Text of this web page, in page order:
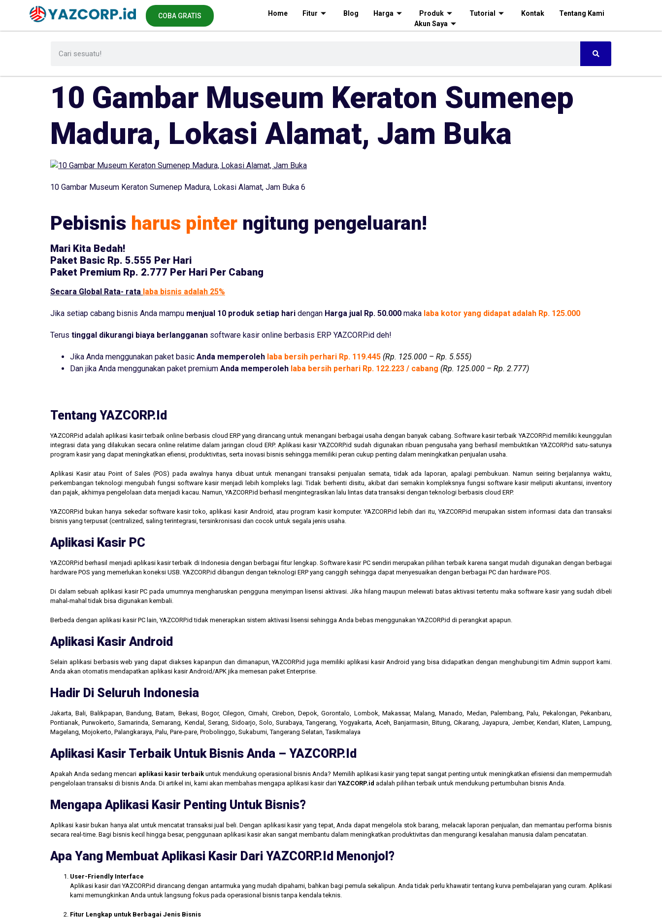
COBA GRATIS Home Fitur Blog Harga Produk Tutorial Kontak
Tentang Kami
Akun Saya
10 Gambar Museum Keraton Sumenep
Madura, Lokasi Alamat, Jam Buka
10 Gambar Museum Keraton Sumenep Madura, Lokasi Alamat, Jam Buka 6
Pebisnis harus pinter ngitung pengeluaran!
Mari Kita Bedah!
Paket Basic Rp. 5.555 Per Hari
Paket Premium Rp. 2.777 Per Hari Per Cabang
Secara Global Rata- rata laba bisnis adalah 25%
Jika setiap cabang bisnis Anda mampu menjual 10 produk setiap hari dengan Harga jual Rp. 50.000 maka laba kotor yang didapat adalah Rp. 125.000
Terus tinggal dikurangi biaya berlangganan software kasir online berbasis ERP YAZCORP.id deh!
Jika Anda menggunakan paket basic Anda memperoleh laba bersih perhari Rp. 119.445 (Rp. 125.000 – Rp. 5.555)
Dan jika Anda menggunakan paket premium Anda memperoleh laba bersih perhari Rp. 122.223 / cabang (Rp. 125.000 – Rp. 2.777)
Tentang YAZCORP.id
YAZCORP.id adalah aplikasi kasir terbaik online berbasis cloud ERP yang dirancang untuk menangani berbagai usaha dengan banyak cabang. Software kasir terbaik YAZCORP.id memiliki keunggulan
integrasi data yang dilakukan secara online relatime dalam jaringan cloud ERP. Aplikasi kasir YAZCORP.id sudah digunakan ribuan pengusaha yang berhasil membuktikan YAZCORP.id satu-satunya
program kasir yang dapat meningkatkan efiensi, produktivitas, serta inovasi bisnis sehingga memiliki peran cukup penting dalam meningkatkan penjualan usaha.
Aplikasi Kasir atau Point of Sales (POS) pada awalnya hanya dibuat untuk menangani transaksi penjualan semata, tidak ada laporan, apalagi pembukuan. Namun seiring berjalannya waktu,
perkembangan teknologi mengubah fungsi software kasir menjadi lebih kompleks lagi. Tidak berhenti disitu, akibat dari semakin kompleksnya fungsi software kasir meliputi akuntansi, inventory
dan pajak, akhirnya pengelolaan data menjadi kacau. Namun, YAZCORP.id berhasil mengintegrasikan lalu lintas data transaksi dengan teknologi berbasis cloud ERP.
YAZCORP.id bukan hanya sekedar software kasir toko, aplikasi kasir Android, atau program kasir komputer. YAZCORP.id lebih dari itu, YAZCORP.id merupakan sistem informasi data dan transaksi
bisnis yang terpusat (centralized, saling terintegrasi, tersinkronisasi dan cocok untuk segala jenis usaha.
Aplikasi Kasir PC
YAZCORP.id berhasil menjadi aplikasi kasir terbaik di Indonesia dengan berbagai fitur lengkap. Software kasir PC sendiri merupakan pilihan terbaik karena sangat mudah digunakan dengan berbagai
hardware POS yang memerlukan koneksi USB. YAZCORP.id dibangun dengan teknologi ERP yang canggih sehingga dapat menyesuaikan dengan berbagai PC dan hardware POS.
Di dalam sebuah aplikasi kasir PC pada umumnya mengharuskan pengguna menyimpan lisensi aktivasi. Jika hilang maupun melewati batas aktivasi tertentu maka software kasir yang sudah dibeli
mahal-mahal tidak bisa digunakan kembali.
Berbeda dengan aplikasi kasir PC lain, YAZCORP.id tidak menerapkan sistem aktivasi lisensi sehingga Anda bebas menggunakan YAZCORP.id di perangkat apapun.
Aplikasi Kasir Android
Selain aplikasi berbasis web yang dapat diakses kapanpun dan dimanapun, YAZCORP.id juga memiliki aplikasi kasir Android yang bisa didapatkan dengan menghubungi tim Admin support kami.
Anda akan otomatis mendapatkan aplikasi kasir Android/APK jika memesan paket Enterprise.
Hadir Di Seluruh Indonesia
Jakarta, Bali, Balikpapan, Bandung, Batam, Bekasi, Bogor, Cilegon, Cimahi, Cirebon, Depok, Gorontalo, Lombok, Makassar, Malang, Manado, Medan, Palembang, Palu, Pekalongan, Pekanbaru,
Pontianak, Purwokerto, Samarinda, Semarang, Kendal, Serang, Sidoarjo, Solo, Surabaya, Tangerang, Yogyakarta, Aceh, Banjarmasin, Bitung, Cikarang, Jayapura, Jember, Kendari, Klaten, Lampung,
Magelang, Mojokerto, Palangkaraya, Palu, Pare-pare, Probolinggo, Sukabumi, Tangerang Selatan, Tasikmalaya
Aplikasi Kasir Terbaik Untuk Bisnis Anda – YAZCORP.id
Apakah Anda sedang mencari aplikasi kasir terbaikuntuk mendukung operasional bisnis Anda? Memilih aplikasi kasir yang tepat sangat penting untuk meningkatkan efisiensi dan mempermudah
pengelolaan transaksi di bisnis Anda. Di artikel ini, kami akan membahas mengapa aplikasi kasir dari YAZCORP.id adalah pilihan terbaik untuk mendukung pertumbuhan bisnis Anda.
Mengapa Aplikasi Kasir Penting Untuk Bisnis?
Aplikasi kasir bukan hanya alat untuk mencatat transaksi jual beli. Dengan aplikasi kasir yang tepat, Anda dapat mengelola stok barang, melacak laporan penjualan, dan memantau performa bisnis
secara real-time. Bagi bisnis kecil hingga besar, penggunaan aplikasi kasir akan sangat membantu dalam meningkatkan produktivitas dan mengurangi kesalahan manusia dalam pencatatan.
Apa Yang Membuat Aplikasi Kasir Dari YAZCORP.id Menonjol?
User-Friendly Interface
Aplikasi kasir dari YAZCORP.id dirancang dengan antarmuka yang mudah dipahami, bahkan bagi pemula sekalipun. Anda tidak perlu khawatir tentang kurva pembelajaran yang curam. Aplikasi
kami memungkinkan Anda untuk langsung fokus pada operasional bisnis tanpa kendala teknis.
Fitur Lengkap untuk Berbagai Jenis Bisnis